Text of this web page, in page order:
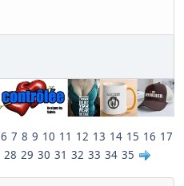
6 7 8 9 10 11 12 13 14 15 16 17
28 29 30 31 32 33 34 35